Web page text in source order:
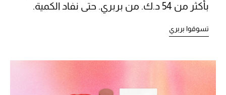
العودة إلى المدرسة
بأكثر من 54 د.ك. من بربري. حتى نفاد الكمية.
تسوقوا بربري